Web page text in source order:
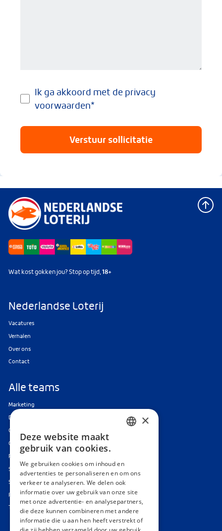
Ik ga akkoord met de privacy
voorwaarden*
Wat kost gokken jou? Stop op tijd,18+
Nederlandse Loterij
Vacatures
Verhalen
Over ons
Contact
Alle teams
Marketing
Data & Tech
Corporate Affairs
Customer Service
Finance & Audit
Sales
Strategie, Organisatie & Verandering
Responsible Gaming
Traineeships & stages
×
Deze website maakt
gebruik van cookies.
We gebruiken cookies om inhoud en
advertenties te personaliseren en om ons
verkeer te analyseren. We delen ook
informatie over uw gebruik van onze site
met onze advertentie- en analysepartners,
die deze kunnen combineren met andere
informatie die u aan hen heeft verstrekt of